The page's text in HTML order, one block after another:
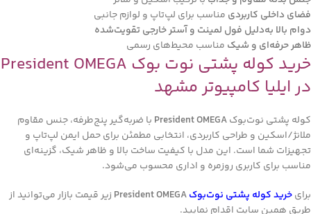
فضای داخلی کاربردی مناسب برای لپ‌تاپ و لوازم جانبی
دوام بالا به‌دلیل فول لمینت و آستر خارجی تقویت‌شده
ظاهر حرفه‌ای و شیک مناسب محیط‌های رسمی
خرید کوله پشتی نوت بوک President OMEGA
در ایلیا کامپیوتر مشهد
کوله پشتی نوت‌بوکPresident OMEGA با ضربه‌گیر پنج‌طرفه، جنس مقاوم
ملانژ/اسکین و طراحی کاربردی، انتخابی مطمئن برای حمل ایمن لپ‌تاپ و
تجهیزات شما است. این مدل با کیفیت ساخت بالا و ظاهر شیک، گزینه‌ای
مناسب برای کاربری روزمره و اداری محسوب می‌شود.
برایخریدکوله پشتی نوت‌بوک
زیر قیمت بازار می‌توانید از
طریق همین سایت اقدام نمایید.